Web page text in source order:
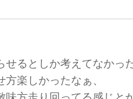
せるとしか考えてなかっ
楽しかったなぁ、